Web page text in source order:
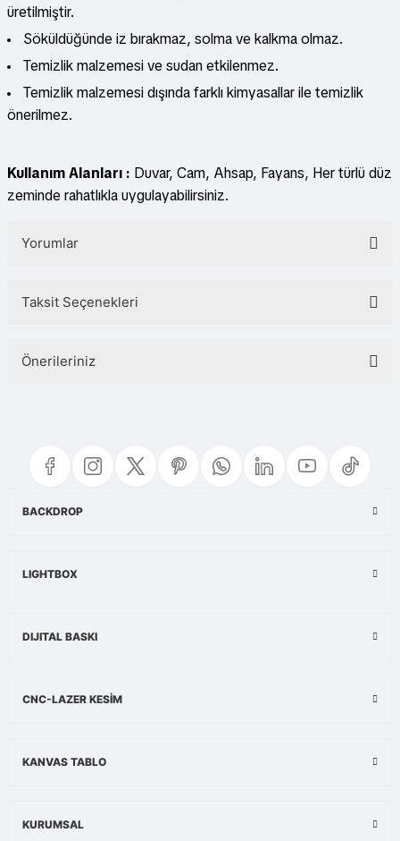
üretilmiştir.
Söküldüğünde iz bırakmaz, solma ve kalkma olmaz.
Temizlik malzemesi ve sudan etkilenmez.
Temizlik malzemesi dışında farklı kimyasallar ile temizlik
önerilmez.
Kullanım Alanları : Duvar, Cam, Ahsap, Fayans, Her türlü düz
zeminde rahatlıkla uygulayabilirsiniz.
Yorumlar
Taksit Seçenekleri
Önerileriniz
Görüş ve önerileriniz için teşekkür ederiz.
Ürün resmi kalitesiz, bozuk veya görüntülenemiyor.
BACKDROP
LIGHTBOX
DIJITAL BASKI
CNC-LAZER KESİM
KANVAS TABLO
KURUMSAL